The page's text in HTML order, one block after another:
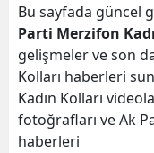
Bu sayfada güncel
Parti Merzifon
gelişmeler ve son
Kolları haberleri
Kadın Kolları
fotoğrafları ve Ak
haberleri